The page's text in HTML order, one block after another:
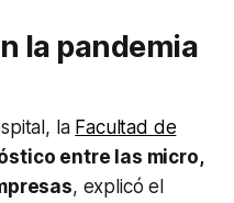
la pandemia
la Facultad de
entre las micro,
, explicó el